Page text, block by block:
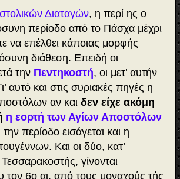
Διαταγών, η περί ης ο
περίοδο από το Πάσχα μέχρι
να επέλθει κάποιας μορφής
διάθεση. Επειδή οι
την Πεντηκοστή, οι μετ’ αυτήν
αυτό και στις συριακές πηγές η
αν και δεν είχε ακόμη
η εορτή των Αγίων Αποστόλων
περίοδο εισάγεται και η
Και οι δύο, κατ’
γίνονται
τον 6ο αι. από τους μοναχούς τής